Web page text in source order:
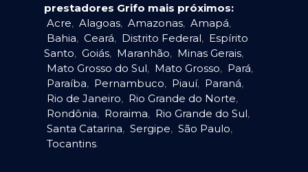
prestadores Grifo mais próximos:
Acre, Alagoas, Amazonas, Amapá,
Bahia, Ceará, Distrito Federal, Espírito
Santo, Goiás, Maranhão, Minas Gerais,
Mato Grosso do Sul, Mato Grosso, Pará,
Paraíba, Pernambuco, Piauí, Paraná,
Rio de Janeiro, Rio Grande do Norte,
Rondônia, Roraima, Rio Grande do Sul,
Santa Catarina, Sergipe, São Paulo,
Tocantins.